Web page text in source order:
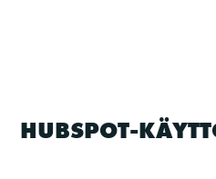
HUBSPOT-